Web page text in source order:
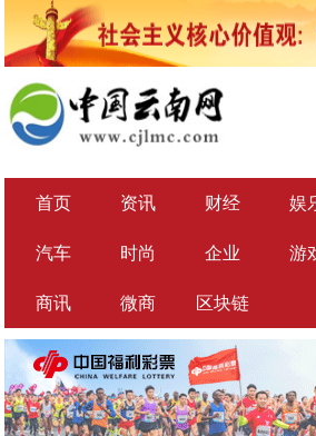
首页 资讯 财经 娱
汽车 时尚 企业 游
商讯 微商 区块链